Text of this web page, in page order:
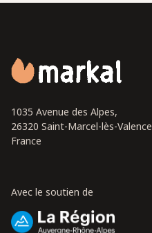
1035 Avenue des Alpes,
26320 Saint-Marcel-lès-Valence
France
Avec le soutien de